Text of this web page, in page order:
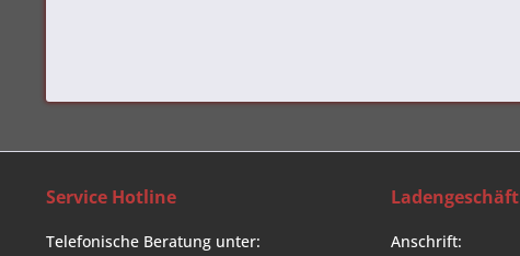
Service Hotline
Telefonische Beratung unter:
Ladengeschäft
Anschrift: